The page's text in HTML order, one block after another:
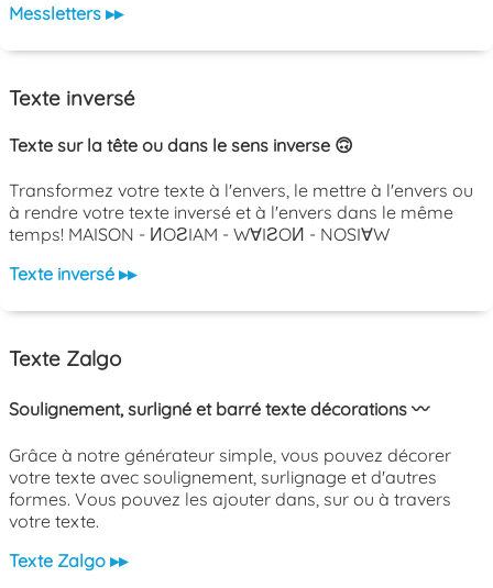
Messletters ▸▸
Texte inversé
Texte sur la tête ou dans le sens inverse 🙃
Transformez votre texte à l'envers, le mettre à l'envers ou
à rendre votre texte inversé et à l'envers dans le même
temps! MAISON - ИOƧIAM - W∀IƧOИ - NOSI∀W
Texte inversé ▸▸
Texte Zalgo
Soulignement, surligné et barré texte décorations 〰️
Grâce à notre générateur simple, vous pouvez décorer
votre texte avec soulignement, surlignage et d'autres
formes. Vous pouvez les ajouter dans, sur ou à travers
votre texte.
Texte Zalgo ▸▸